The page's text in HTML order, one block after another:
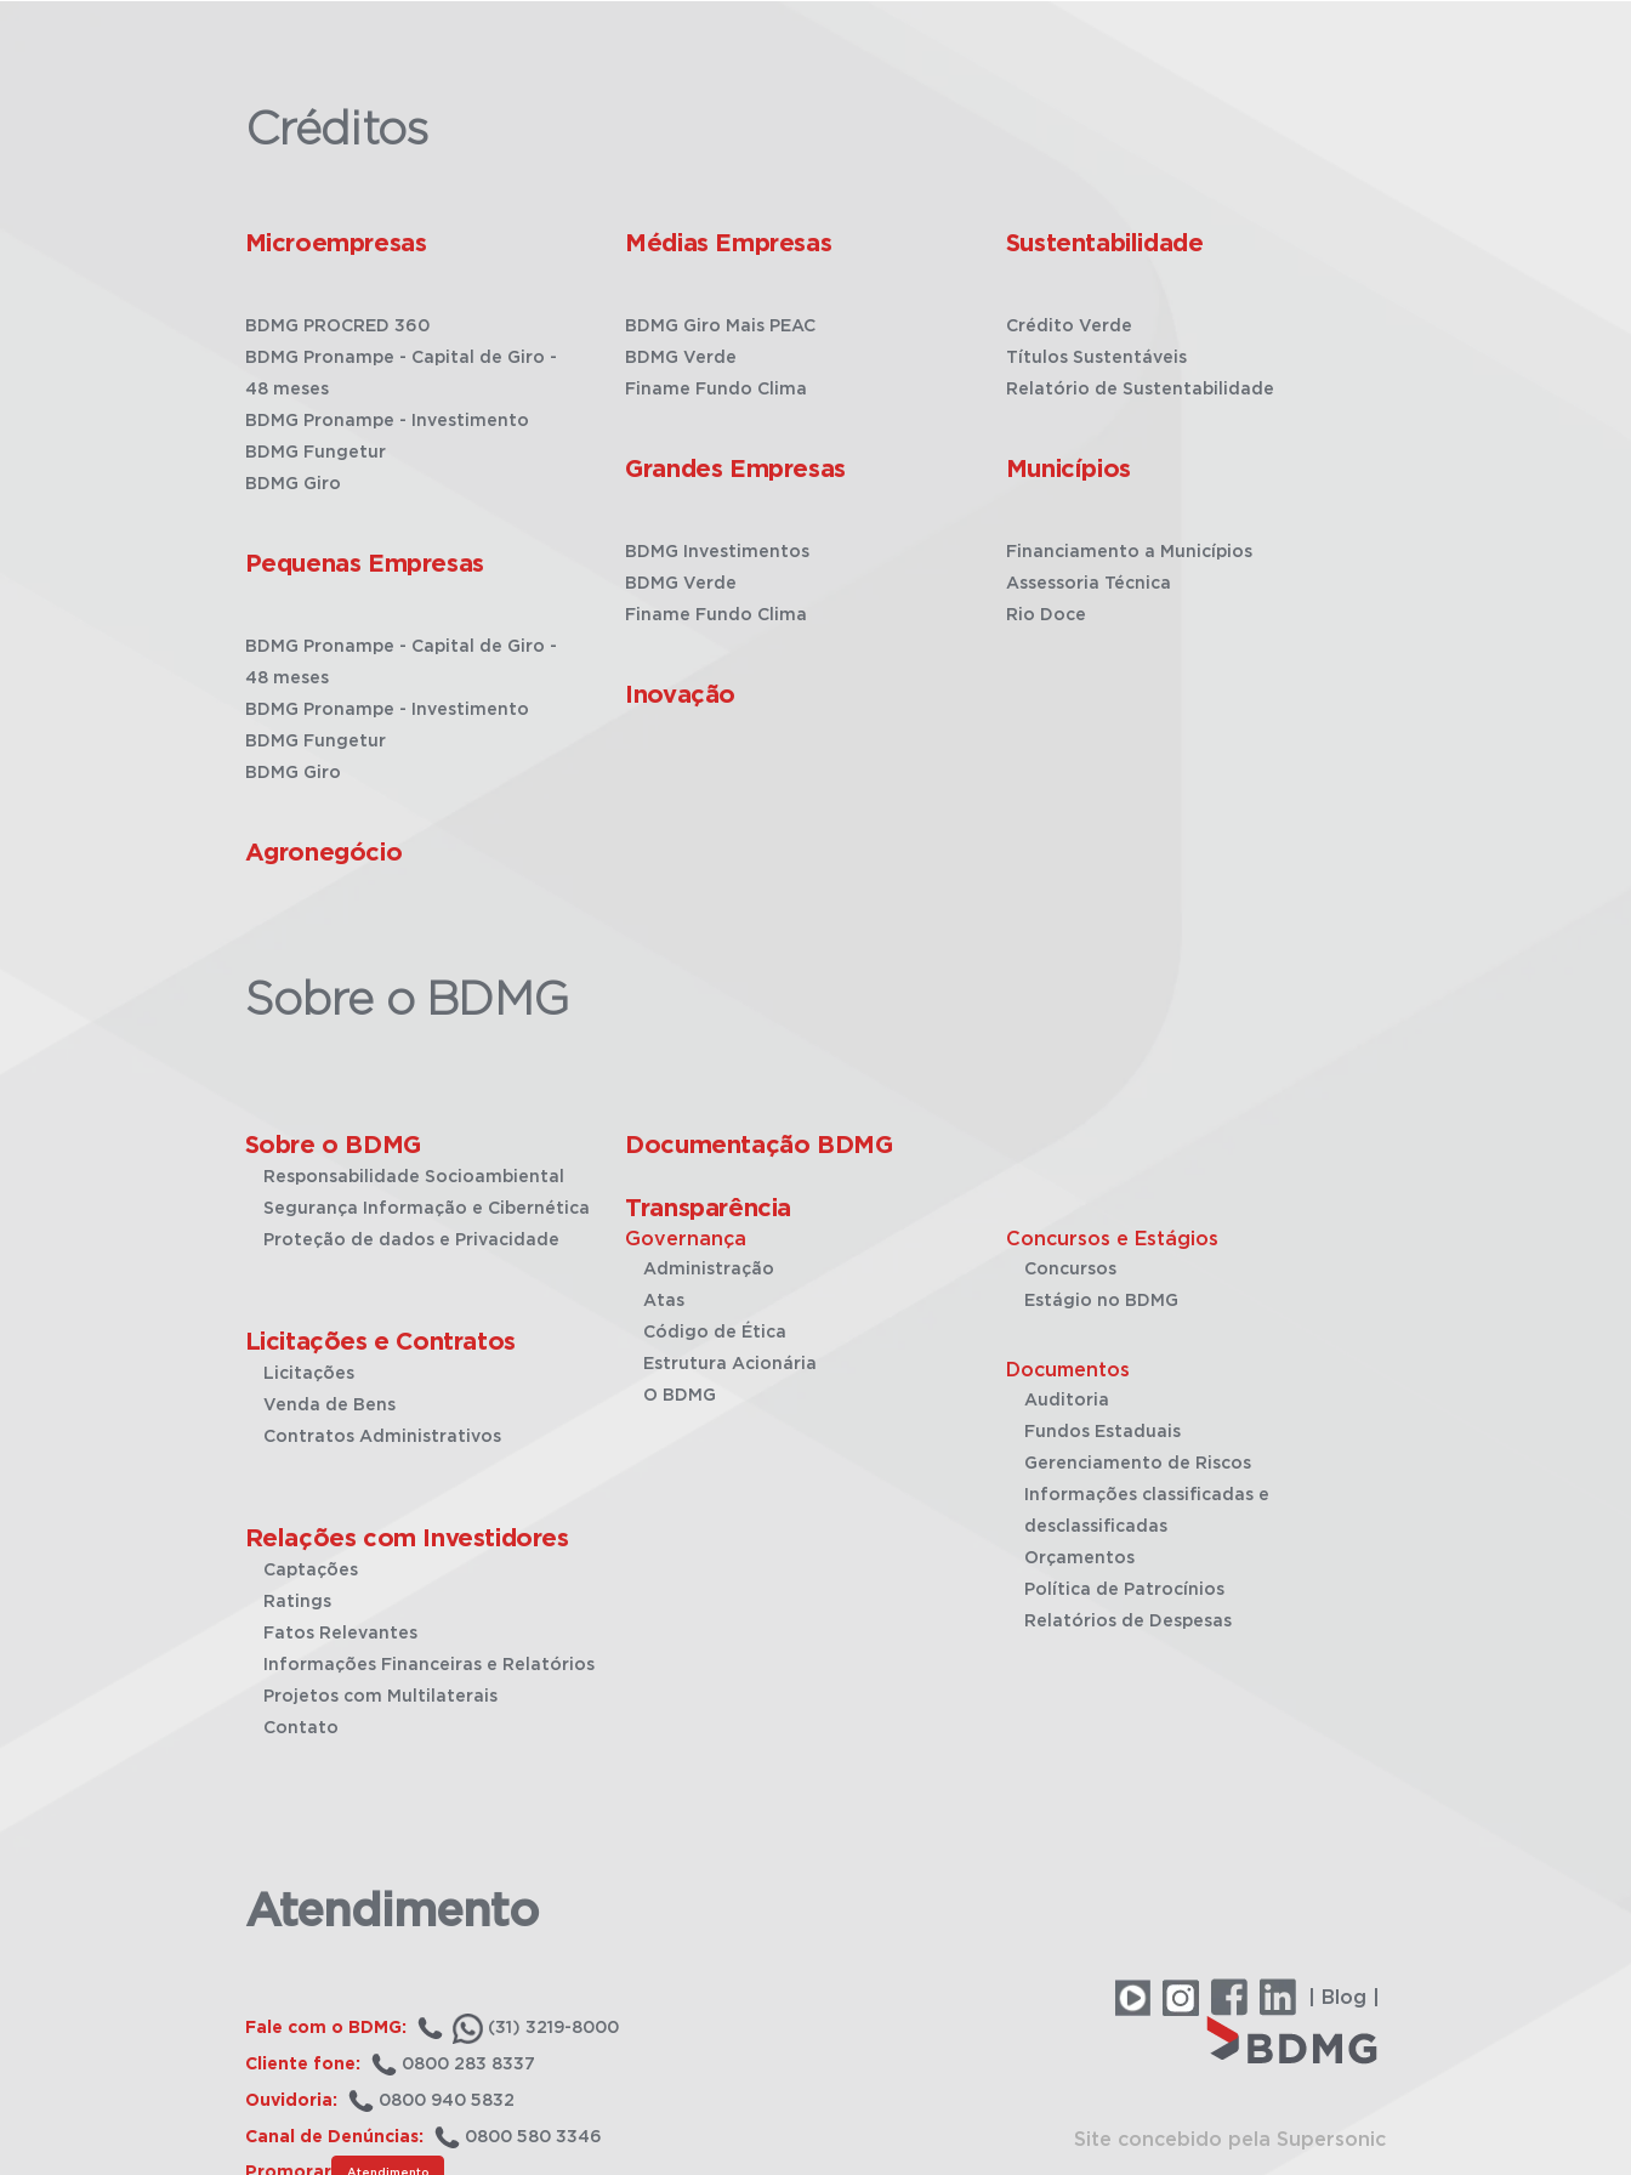
Créditos
Microempresas
BDMG PROCRED 360
BDMG Pronampe - Capital de Giro -
48 meses
BDMG Pronampe - Investimento
BDMG Fungetur
BDMG Giro
Pequenas Empresas
BDMG Pronampe - Capital de Giro -
48 meses
BDMG Pronampe - Investimento
BDMG Fungetur
BDMG Giro
Agronegócio
Médias Empresas
BDMG Giro Mais PEAC
BDMG Verde
Finame Fundo Clima
Grandes Empresas
BDMG Investimentos
BDMG Verde
Finame Fundo Clima
Inovação
Sustentabilidade
Crédito Verde
Títulos Sustentáveis
Relatório de Sustentabilidade
Municípios
Financiamento a Municípios
Assessoria Técnica
Rio Doce
Sobre o BDMG
Sobre o BDMG
Responsabilidade Socioambiental
Segurança Informação e Cibernética
Proteção de dados e Privacidade
Licitações e Contratos
Licitações
Venda de Bens
Contratos Administrativos
Relações com Investidores
Captações
Ratings
Fatos Relevantes
Informações Financeiras e Relatórios
Projetos com Multilaterais
Contato
Documentação BDMG
Transparência
Governança
Administração
Atas
Código de Ética
Estrutura Acionária
O BDMG
Concursos e Estágios
Concursos
Estágio no BDMG
Documentos
Auditoria
Fundos Estaduais
Gerenciamento de Riscos
Informações classificadas e
desclassificadas
Orçamentos
Política de Patrocínios
Relatórios de Despesas
Atendimento
Fale com o BDMG: (31) 3219-8000
Cliente fone: 0800 283 8337
Ouvidoria: 0800 940 5832
Canal de Denúncias: 0800 580 3346
Atendimento
| Blog |
Site concebido pela Supersonic